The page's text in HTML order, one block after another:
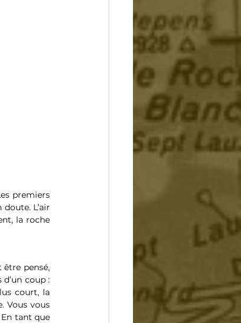
premiers
L’air
la roche
pensé,
coup :
court, la
Vous vous
En tant que